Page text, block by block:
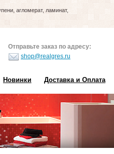
агломерат, ламинат,
Отправьте заказ по адресу:
shop@realgres.ru
Новинки Доставка и Оплата